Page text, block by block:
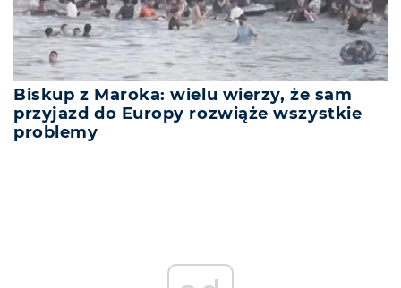
Biskup z Maroka: wielu wierzy, że sam
przyjazd do Europy rozwiąże wszystkie
problemy